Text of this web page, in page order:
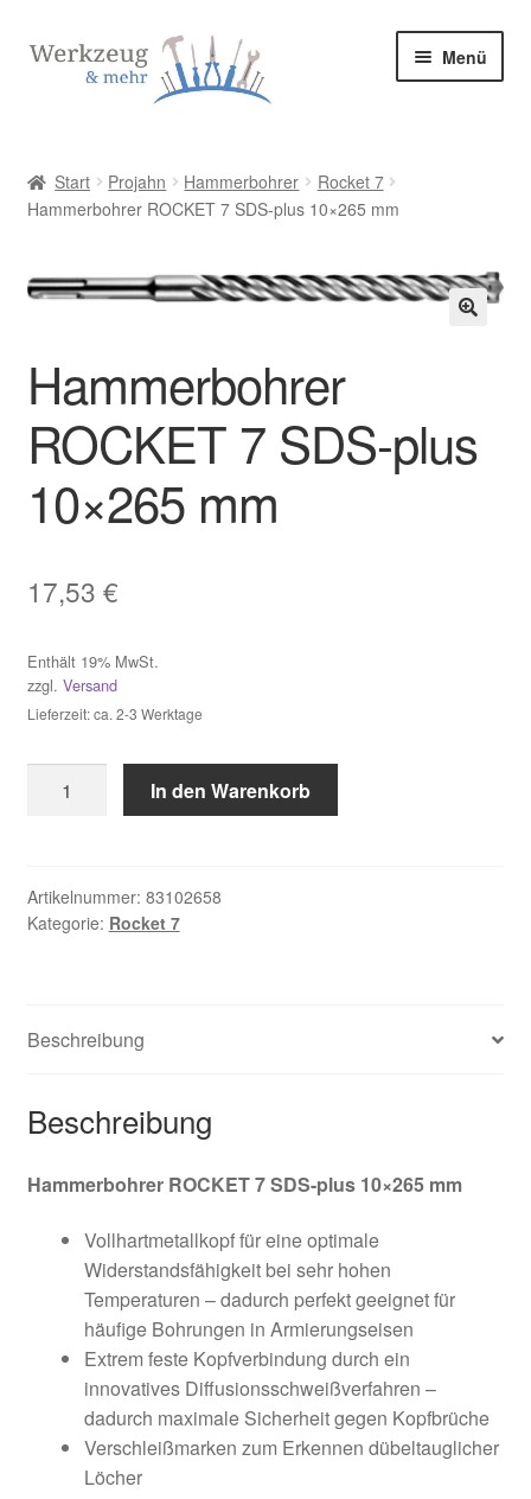
Zur
Navigation
Zum
Menü
Allgemeine Geschäftsbedingungen
Bestellung bestätigen & absenden
Datenschutzerklärung
Datenschutzerklärung
Homepage
Impressum
Kasse
Kontakt
Versand & Lieferung
Warenkorb
Start Projahn Hammerbohrer
Rocket 7
Hammerbohrer ROCKET 7 SDS-plus 10×265 mm
Hammerbohrer
ROCKET 7 SDS-plus
10×265 mm
17,53 €
Enthält 19% MwSt.
zzgl. Versand
Lieferzeit: ca. 2-3 Werktage
Hammerbohrer
ROCKET
plus
10x265
In den Warenkorb
Artikelnummer: 83102658
Kategorie: Rocket 7
Beschreibung
Beschreibung
Hammerbohrer ROCKET 7 SDS-plus 10×265 mm
Vollhartmetallkopf für eine optimale
Widerstandsfähigkeit bei sehr hohen
Temperaturen – dadurch perfekt geeignet für
häufige Bohrungen in Armierungseisen
Extrem feste Kopfverbindung durch ein
innovatives Diffusionsschweißverfahren –
dadurch maximale Sicherheit gegen Kopfbrüche
Verschleißmarken zum Erkennen dübeltauglicher
Löcher